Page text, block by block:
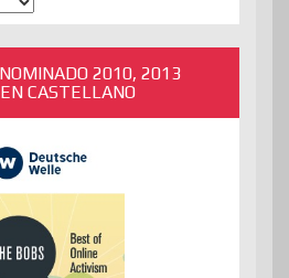
2010, 2013
CASTELLANO